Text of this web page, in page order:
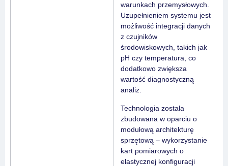
warunkach przemysłowych.
Uzupełnieniem systemu jest
możliwość integracji danych
z czujników
środowiskowych, takich jak
pH czy temperatura, co
dodatkowo zwiększa
wartość diagnostyczną
analiz.
Technologia została
zbudowana w oparciu o
modułową architekturę
sprzętową – wykorzystanie
kart pomiarowych o
elastycznej konfiguracji